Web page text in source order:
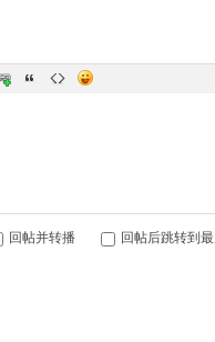
回帖并转播 回帖后跳转到